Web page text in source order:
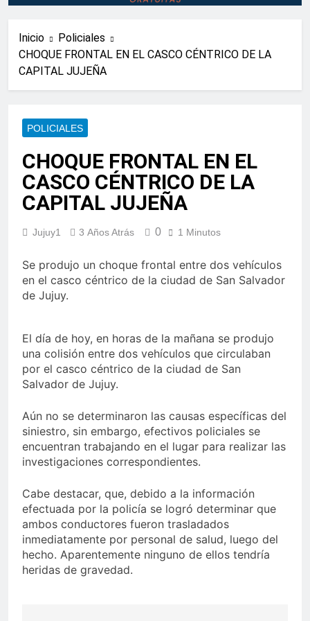
Inicio
Policiales
CHOQUE FRONTAL EN EL CASCO CÉNTRICO DE LA
CAPITAL JUJEÑA
POLICIALES
CHOQUE FRONTAL EN EL
CASCO CÉNTRICO DE LA
CAPITAL JUJEÑA
Jujuy1 3 Años Atrás 0 1 Minutos
Se produjo un choque frontal entre dos vehículos
en el casco céntrico de la ciudad de San Salvador
de Jujuy.
El día de hoy, en horas de la mañana se produjo
una colisión entre dos vehículos que circulaban
por el casco céntrico de la ciudad de San
Salvador de Jujuy.
Aún no se determinaron las causas específicas del
siniestro, sin embargo, efectivos policiales se
encuentran trabajando en el lugar para realizar las
investigaciones correspondientes.
Cabe destacar, que, debido a la información
efectuada por la policía se logró determinar que
ambos conductores fueron trasladados
inmediatamente por personal de salud, luego del
hecho. Aparentemente ninguno de ellos tendría
heridas de gravedad.